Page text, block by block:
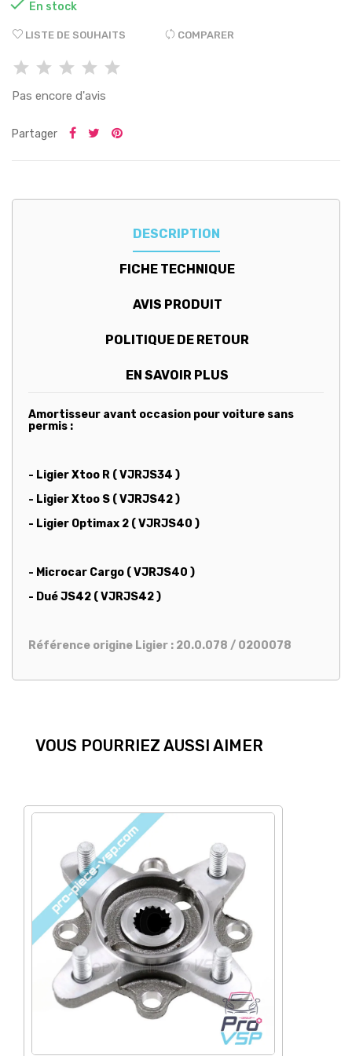
En stock
LISTE DE SOUHAITS COMPARER
Pas encore d'avis
Partager
DESCRIPTION
FICHE TECHNIQUE
AVIS PRODUIT
POLITIQUE DE RETOUR
EN SAVOIR PLUS
Amortisseur avant occasion pour voiture sans
permis :
- Ligier Xtoo R ( VJRJS34 )
- Ligier Xtoo S ( VJRJS42 )
- Ligier Optimax 2 ( VJRJS40 )
- Microcar Cargo ( VJRJS40 )
- Dué JS42 ( VJRJS42 )
Référence origine Ligier : 20.0.078 / 0200078
VOUS POURRIEZ AUSSI AIMER